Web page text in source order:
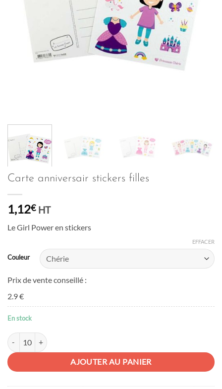
Carte anniversair stickers filles
1,12€ HT
Le Girl Power en stickers
Couleur
EFFACER
Prix de vente conseillé :
2.9 €
En stock
quantité de Carte anniversair stickers filles
AJOUTER AU PANIER